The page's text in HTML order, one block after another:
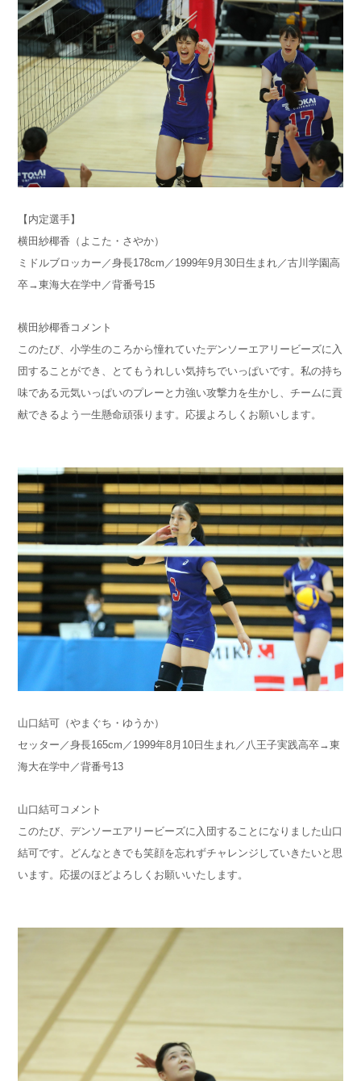
【内定選手】
横田紗椰香（よこた・さやか）
ミドルブロッカー／身長178cm／1999年9月30日生まれ／古川学園高
卒→東海大在学中／背番号15
横田紗椰香コメント
このたび、小学生のころから憧れていたデンソーエアリービーズに入
団することができ、とてもうれしい気持ちでいっぱいです。私の持ち
味である元気いっぱいのプレーと力強い攻撃力を生かし、チームに貢
献できるよう一生懸命頑張ります。応援よろしくお願いします。
山口結可（やまぐち・ゆうか）
セッター／身長165cm／1999年8月10日生まれ／八王子実践高卒→東
海大在学中／背番号13
山口結可コメント
このたび、デンソーエアリービーズに入団することになりました山口
結可です。どんなときでも笑顔を忘れずチャレンジしていきたいと思
います。応援のほどよろしくお願いいたします。